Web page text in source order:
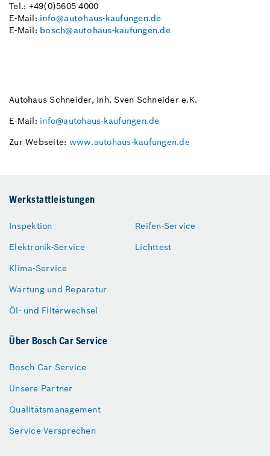
Tel.: +49(0)5605 4000
E-Mail: info@autohaus-kaufungen.de
E-Mail: bosch@autohaus-kaufungen.de
Autohaus Schneider, Inh. Sven Schneider e.K.
E-Mail: info@autohaus-kaufungen.de
Zur Webseite: www.autohaus-kaufungen.de
Werkstattleistungen
Inspektion
Elektronik-Service
Klima-Service
Wartung und Reparatur
Öl- und Filterwechsel
Reifen-Service
Lichttest
Über Bosch Car Service
Bosch Car Service
Unsere Partner
Qualitätsmanagement
Service-Versprechen